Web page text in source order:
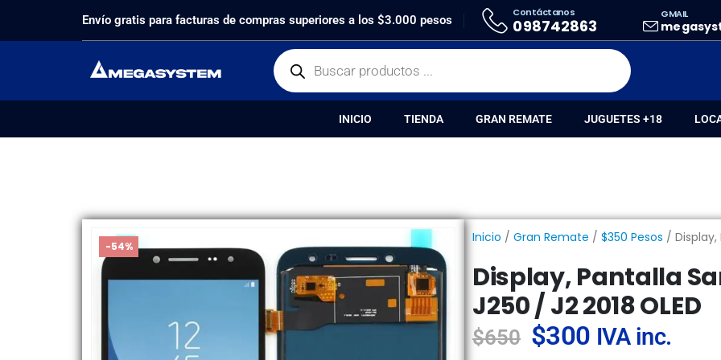
Envío gratis para facturas de compras superiores a los $3.000 pesos
Contáctanos
098742863
GMAIL
INICIO TIENDA GRAN REMATE JUGUETES +18
PRODUCTOSPANTALLAS, GRAN REMATE, $350 PESOS DISPLAY, PANTALLA SAMSUNG J2 PRO / J250 / J2 2018 OLED
-54%
Inicio / Gran Remate / $350 Pesos / Display,
Display, Pantalla
J250 / J2 2018 OLED
$650 $300 IVA inc.